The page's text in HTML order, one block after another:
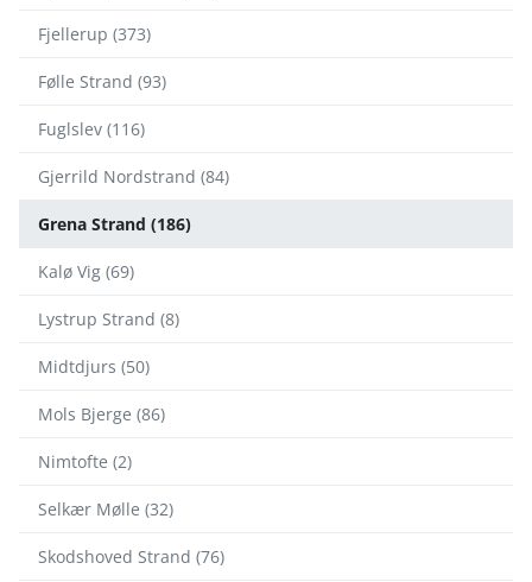
Fjellerup (373)
Følle Strand (93)
Fuglslev (116)
Gjerrild Nordstrand (84)
Grena Strand (186)
Kalø Vig (69)
Lystrup Strand (8)
Midtdjurs (50)
Mols Bjerge (86)
Nimtofte (2)
Selkær Mølle (32)
Skodshoved Strand (76)